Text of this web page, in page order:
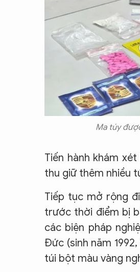
Ma túy
Tiến hành khám
thu giữ thêm nhiều
Tiếp tục mở rộng
trước thời điểm bị
các biện pháp
Đức (sinh năm
túi bột màu vàng